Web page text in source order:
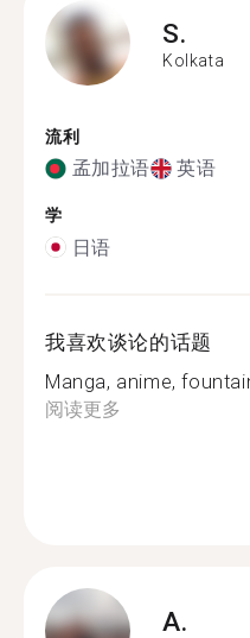
S.
Kolkata
流利
孟加拉语 英语
学
日语
我喜欢谈论的话题
Manga, anime,
阅读更多
A.